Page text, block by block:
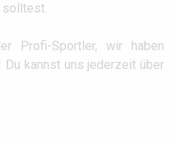
Profi-Sportler, wir haben
kannst uns jederzeit über